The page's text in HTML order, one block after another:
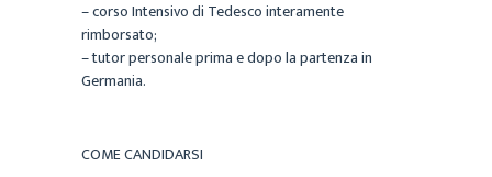
– corso Intensivo di Tedesco interamente
rimborsato;
– tutor personale prima e dopo la partenza in
Germania.
COME CANDIDARSI